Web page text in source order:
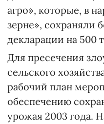
агро», которые, в
зерне», сохраняли
декларации на 500
Для пресечения
сельского
рабочий план
обеспечению
урожая 2003 года.